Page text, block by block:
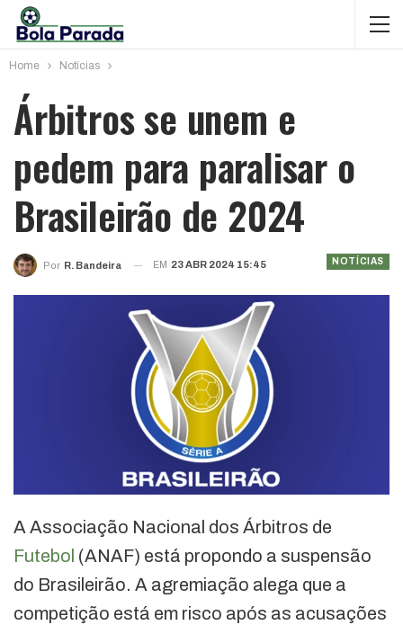
Home Notícias
Árbitros se unem e
pedem para paralisar o
Brasileirão de 2024
NOTÍCIAS
Por R. Bandeira EM 23 ABR 2024 15:45
A Associação Nacional dos Árbitros de
Futebol (ANAF) está propondo a suspensão
do Brasileirão. A agremiação alega que a
competição está em risco após as acusações